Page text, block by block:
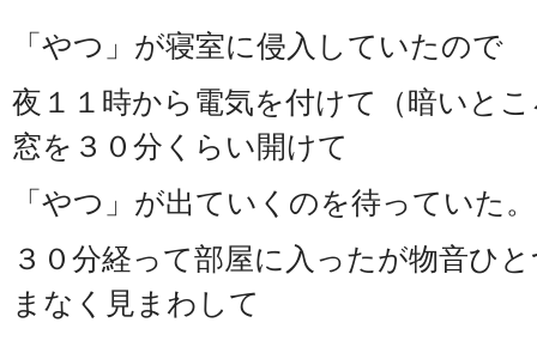
「やつ」が寝室に侵入していたので
夜１１時から電気を付けて（暗いと
窓を３０分くらい開けて
「やつ」が出ていくのを待っていた。
３０分経って部屋に入ったが物音ひ
まなく見まわして